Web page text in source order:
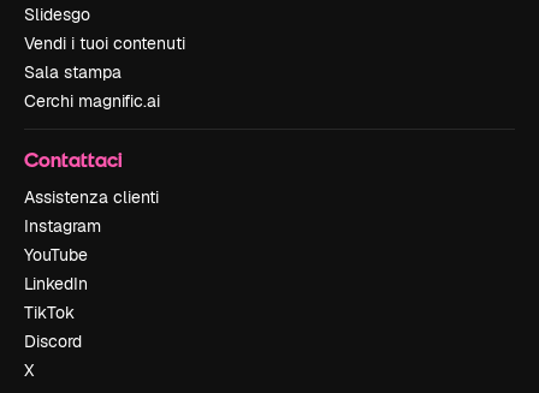
Slidesgo
Vendi i tuoi contenuti
Sala stampa
Cerchi magnific.ai
Contattaci
Assistenza clienti
Instagram
YouTube
LinkedIn
TikTok
Discord
X